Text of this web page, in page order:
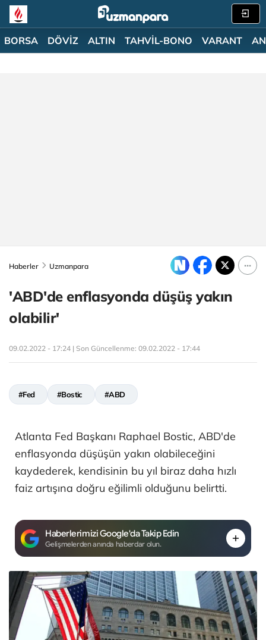
BORSA DÖVİZ ALTIN TAHVİL-BONO VARANT
Haberler Uzmanpara
'ABD'de enflasyonda düşüş yakın
olabilir'
09.02.2022 - 17:24 | Son Güncellenme: 09.02.2022 - 17:44
#Fed #Bostic #ABD
Atlanta Fed Başkanı Raphael Bostic, ABD'de
enflasyonda düşüşün yakın olabileceğini
kaydederek, kendisinin bu yıl biraz daha hızlı
faiz artışına doğru eğilimli olduğunu belirtti.
Haberlerimizi Google'da Takip Edin
Gelişmelerden anında haberdar olun.